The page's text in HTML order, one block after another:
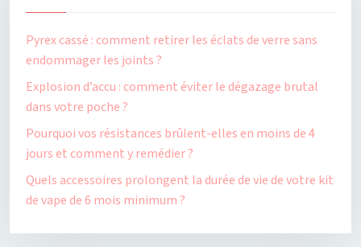
Pyrex cassé : comment retirer les éclats de verre sans
endommager les joints ?
Explosion d’accu : comment éviter le dégazage brutal
dans votre poche ?
Pourquoi vos résistances brûlent-elles en moins de 4
jours et comment y remédier ?
Quels accessoires prolongent la durée de vie de votre kit
de vape de 6 mois minimum ?